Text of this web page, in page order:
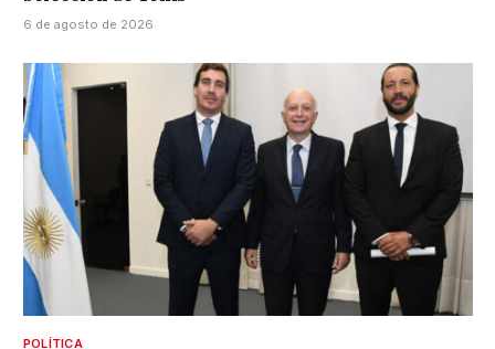
6 de agosto de 2026
POLÍTICA